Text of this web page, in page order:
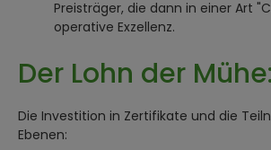
Preisträger, die dann in einer Art
operative Exzellenz.
Der Lohn der
Die Investition in Zertifikate und die
Ebenen: